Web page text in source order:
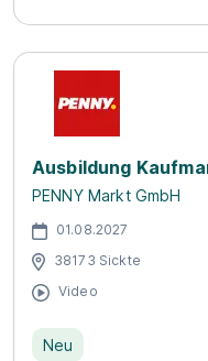
Ausbildung
PENNY Markt GmbH
01.08.2027
38173 Sickte
Video
Neu